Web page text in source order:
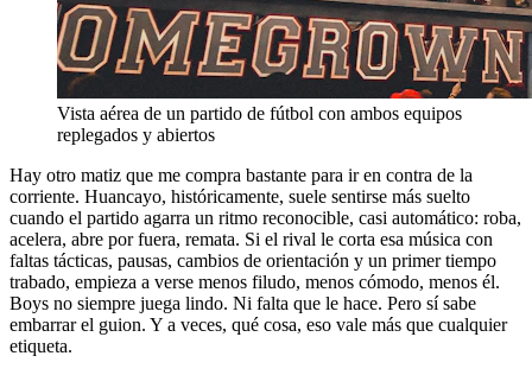
Vista aérea de un partido de fútbol con ambos equipos
replegados y abiertos
Hay otro matiz que me compra bastante para ir en contra de la
corriente. Huancayo, históricamente, suele sentirse más suelto
cuando el partido agarra un ritmo reconocible, casi automático: roba,
acelera, abre por fuera, remata. Si el rival le corta esa música con
faltas tácticas, pausas, cambios de orientación y un primer tiempo
trabado, empieza a verse menos filudo, menos cómodo, menos él.
Boys no siempre juega lindo. Ni falta que le hace. Pero sí sabe
embarrar el guion. Y a veces, qué cosa, eso vale más que cualquier
etiqueta.